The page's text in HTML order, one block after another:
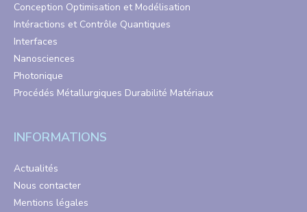
Conception Optimisation et Modélisation
Intéractions et Contrôle Quantiques
Interfaces
Nanosciences
Photonique
Procédés Métallurgiques Durabilité Matériaux
INFORMATIONS
Actualités
Nous contacter
Mentions légales